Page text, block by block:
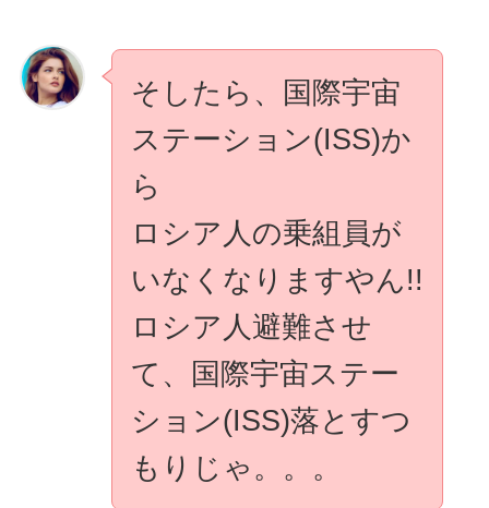
そしたら、国際宇宙
ステーション(ISS)か
ら
ロシア人の乗組員が
いなくなりますやん!!
ロシア人避難させ
て、国際宇宙ステー
ション(ISS)落とすつ
もりじゃ。。。